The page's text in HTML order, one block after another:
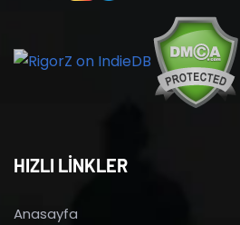
HIZLI LİNKLER
Anasayfa